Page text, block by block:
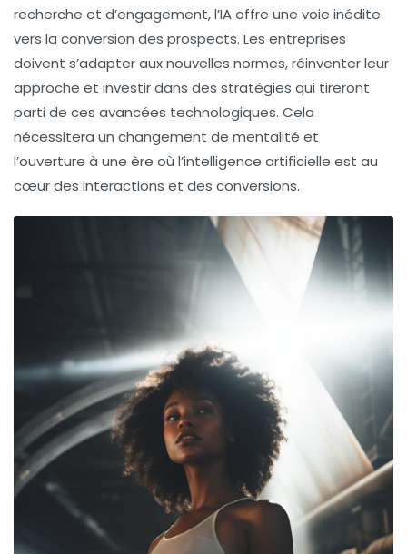
recherche et d’engagement, l’IA offre une voie inédite
vers la conversion des prospects. Les entreprises
doivent s’adapter aux nouvelles normes, réinventer leur
approche et investir dans des stratégies qui tireront
parti de ces avancées technologiques. Cela
nécessitera un changement de mentalité et
l’ouverture à une ère où l’intelligence artificielle est au
cœur des interactions et des conversions.